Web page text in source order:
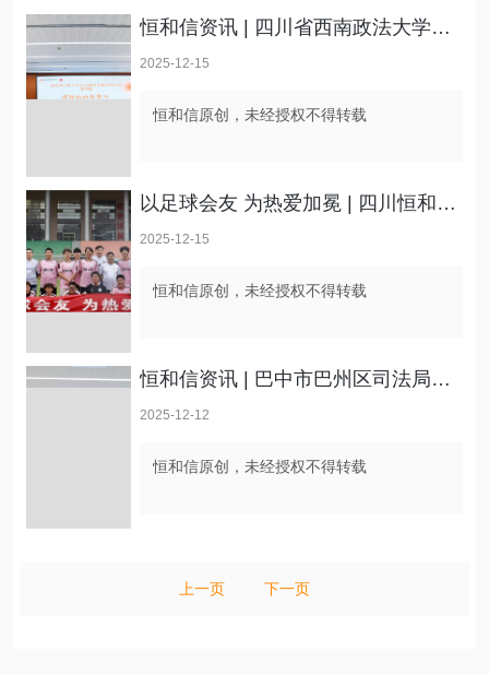
恒和信资讯 | 四川省西南政法大学校友会“职业导师启航计划”第四期在我所顺利举行
2025-12-15
恒和信原创，未经授权不得转载
以足球会友 为热爱加冕 | 四川恒和信律师事务所&西南财经大学法学院足球联谊赛顺利举行
2025-12-15
恒和信原创，未经授权不得转载
恒和信资讯 | 巴中市巴州区司法局副局长马丹一行莅临恒和信考察交流
2025-12-12
恒和信原创，未经授权不得转载
上一页 下一页